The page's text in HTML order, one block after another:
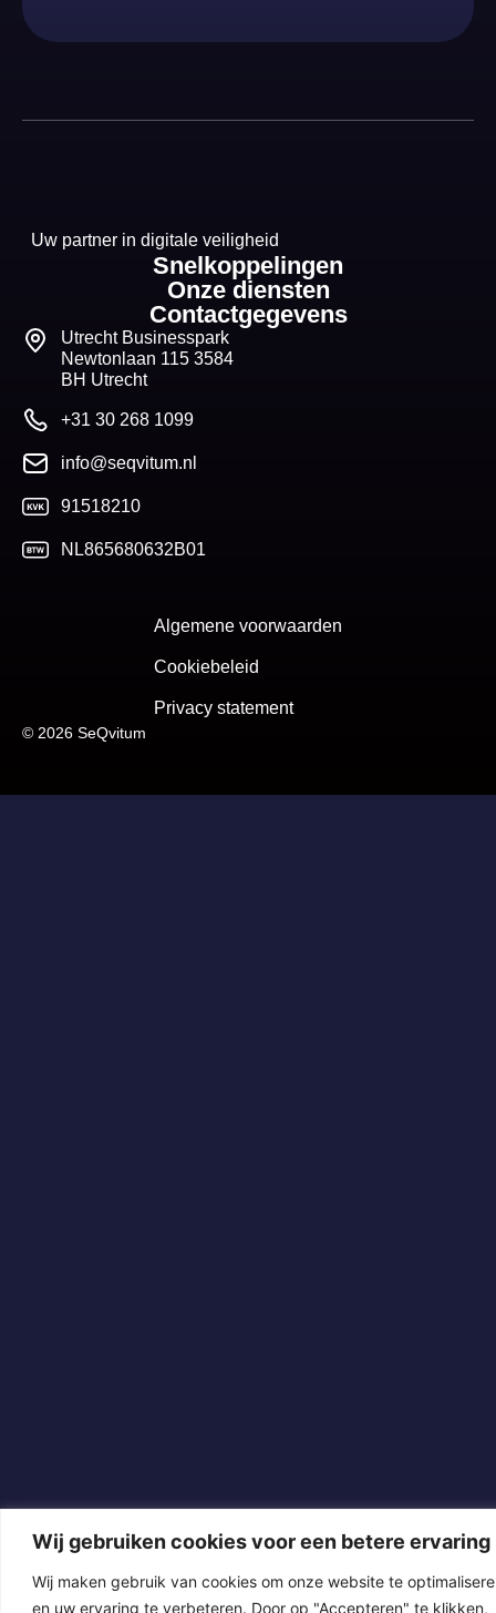
Wij gebruiken cookies voor een betere ervaring
Wij maken gebruik van cookies om onze website te
en uw ervaring te verbeteren. Door op "Accepteren" te klikken,
Uw partner in digitale veiligheid
Snelkoppelingen
Onze diensten
Contactgegevens
Utrecht Businesspark
Newtonlaan 115 3584
BH Utrecht
+31 30 268 1099
info@seqvitum.nl
91518210
NL865680632B01
© 2026 SeQvitum
Algemene voorwaarden
Cookiebeleid
Privacy statement